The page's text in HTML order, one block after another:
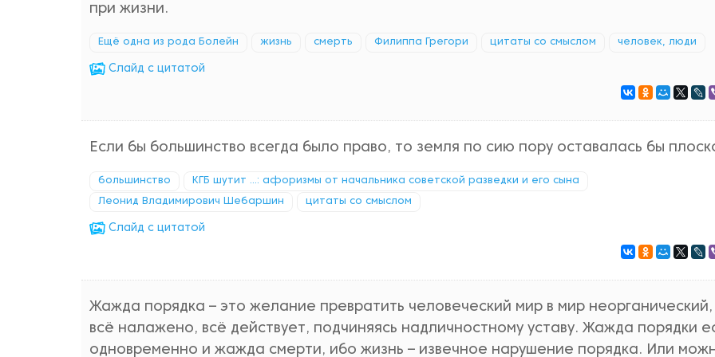
при жизни.
Ещё одна из рода Болейн жизнь смерть Филиппа Грегори цитаты со смыслом человек, люди
Cлайд с цитатой
Если бы большинство всегда было право, то земля по сию пору оставалась бы
большинство КГБ шутит ...: афоризмы от начальника советской разведки и его сына
Леонид Владимирович Шебаршин цитаты со смыслом
Cлайд с цитатой
Жажда порядка – это желание превратить человеческий мир в мир неорганический,
всё налажено, всё действует, подчиняясь надличностному уставу. Жажда порядки
одновременно и жажда смерти, ибо жизнь – извечное нарушение порядка. Или